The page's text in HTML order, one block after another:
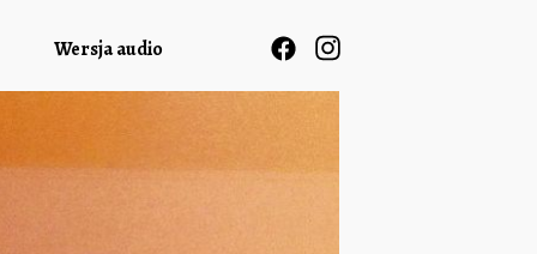
Wersja audio